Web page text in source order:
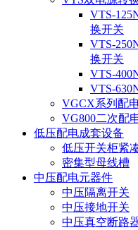
VTS-
换开关
VTS-
换开关
VTS-
VTS-
VGCX系列配
VG800二次配
低压配电成套设备
低压开关柜紧
密集型母线槽
中压配电元器件
中压隔离开关
中压接地开关
中压真空断路